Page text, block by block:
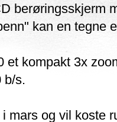
berøringsskjerm
kan en tegne
et kompakt 3x
b/s.
mars og vil koste